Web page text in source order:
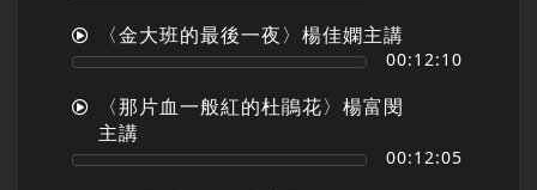
〈金大班的最後一夜〉楊佳嫻主講
00:12:10
〈那片血一般紅的杜鵑花〉楊富閔
主講
00:12:05